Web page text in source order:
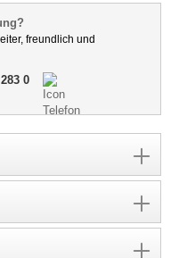
freundlich und
0